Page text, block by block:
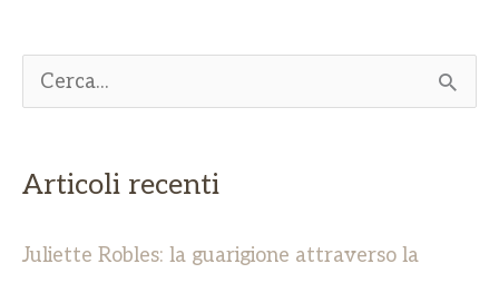
a
Articoli recenti
Juliette Robles: la guarigione attraverso la